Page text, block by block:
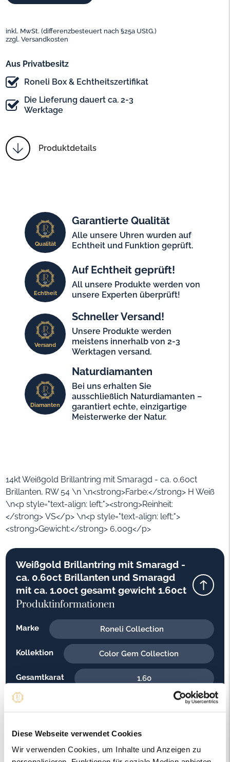
Diese Webseite verwendet Cookies
Wir verwenden Cookies, um Inhalte und Anzeigen zu
inkl. MwSt. (differenzbesteuert nach §25a UStG.)
zzgl. Versandkosten
Aus Privatbesitz
Roneli Box & Echtheitszertifikat
Die Lieferung dauert ca. 2-3
Werktage
Produktdetails
Qualität
Garantierte Qualität
Alle unsere Uhren wurden auf
Echtheit und Funktion geprüft.
Echtheit
Auf Echtheit geprüft!
All unsere Produkte werden von
unsere Experten überprüft!
Versand
Schneller Versand!
Unsere Produkte werden
meistens innerhalb von 2-3
Werktagen versand.
Diamanten
Naturdiamanten
Bei uns erhalten Sie
ausschließlich Naturdiamanten –
garantiert echte, einzigartige
Meisterwerke der Natur.
14kt Weißgold Brillantring mit Smaragd - ca. 0.60ct
Brillanten, RW 54 \n \n<strong>Farbe:</strong> H Weiß
\n<p style="text-align: left;"><strong>Reinheit:
</strong> VS</p> \n<p style="text-align: left;">
<strong>Gewicht:</strong> 6,00g</p>
Weißgold Brillantring mit Smaragd -
ca. 0.60ct Brillanten und Smaragd
mit ca. 1.00ct gesamt gewicht 1.60ct
Produktinformationen
Marke Roneli Collection
Kollektion Color Gem Collection
Gesamtkarat 1.60
Material
Gewicht 6.00